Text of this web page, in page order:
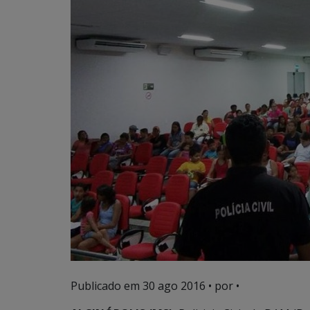
Publicado em 30 ago 2016 • por •